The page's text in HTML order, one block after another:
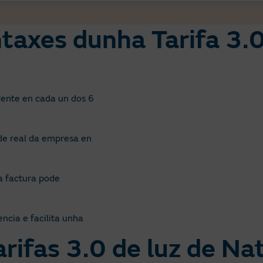
dunha Tarifa
en cada un dos 6
real da empresa en
factura pode
e facilita unha
3.0 de luz de